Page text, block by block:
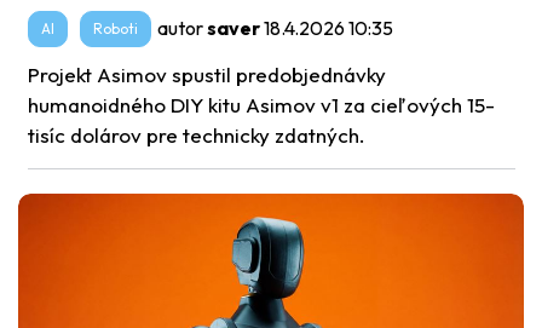
AI Roboti autorsaver18.4.2026 10:35
Projekt Asimov spustil predobjednávky
humanoidného DIY kitu Asimov v1 za cieľových 15-
tisíc dolárov pre technicky zdatných.